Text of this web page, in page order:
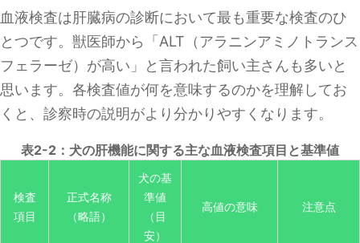
血液検査は肝臓病の診断において最も重要な検査のひ
とつです。獣医師から「ALT（アラニンアミノトランス
フェラーゼ）が高い」と言われた飼い主さんも多いと
思います。各検査値が何を意味するのかを理解してお
くと、診察時の説明がより分かりやすくなります。
表2-2：犬の肝機能に関する主な血液検査項目と基準値
検査
項目
正式名称
（略語）
犬の基
準値
（目
安）
高値の意味 注意点